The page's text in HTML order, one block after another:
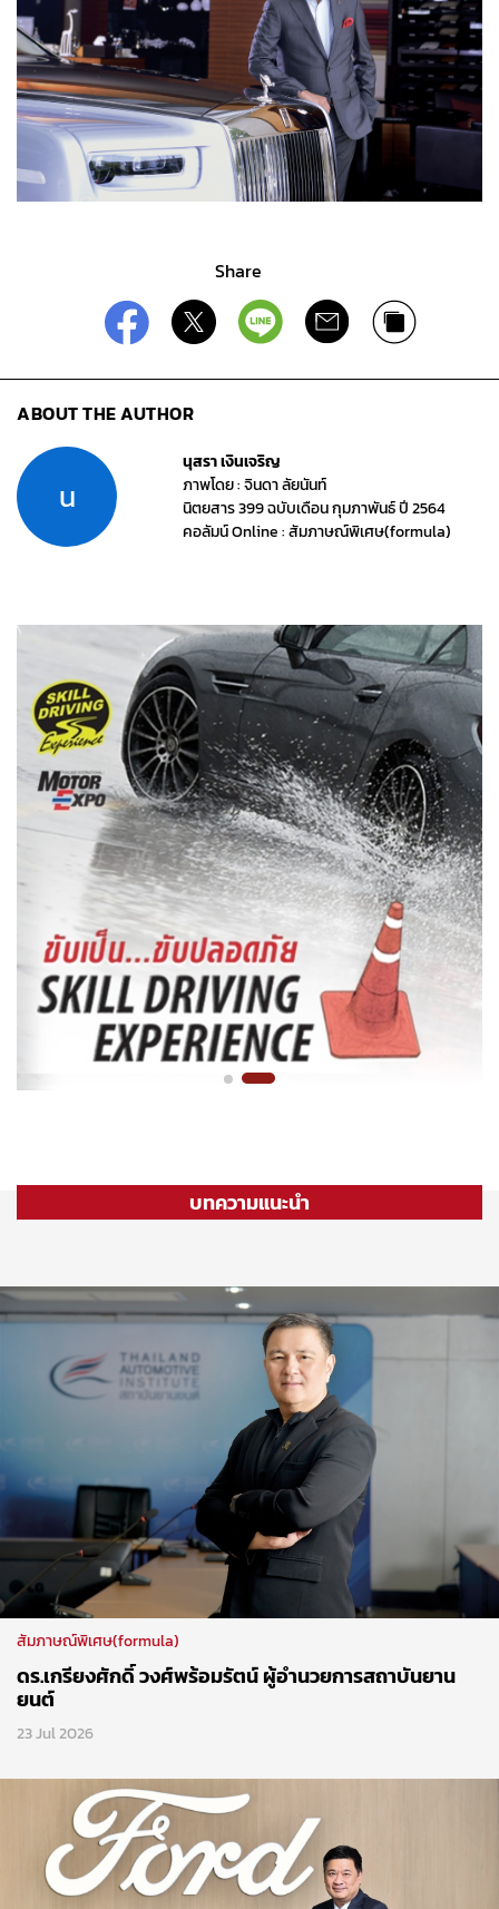
Share
ABOUT THE AUTHOR
น
นุสรา เงินเจริญ
ภาพโดย : จินดา ลัยนันท์
นิตยสาร 399 ฉบับเดือน กุมภาพันธ์ ปี 2564
คอลัมน์ Online : สัมภาษณ์พิเศษ(formula)
บทความแนะนำ
สัมภาษณ์พิเศษ(formula)
ดร.เกรียงศักดิ์ วงศ์พร้อมรัตน์ ผู้อำนวยการสถาบันยาน
ยนต์
23 Jul 2026